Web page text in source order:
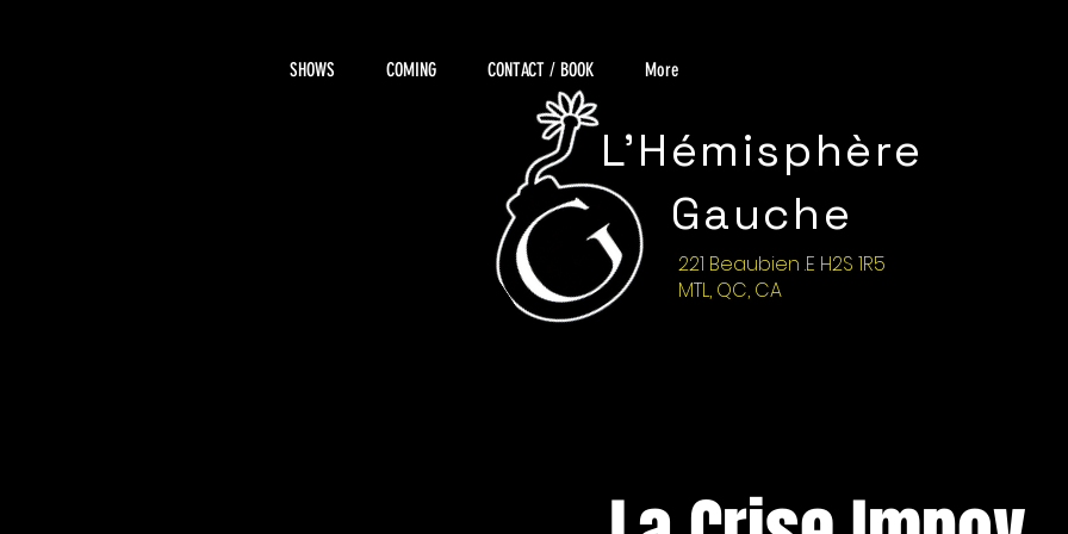
221 Beaubien .E H2S 1R5
MTL, QC, CA
L'Hémisphère
Gauche
SHOWS COMING CONTACT / BOOK More